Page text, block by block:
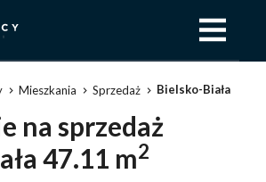
Mieszkania Sprzedaż Bielsko-Biała
na sprzedaż
47.11 m2